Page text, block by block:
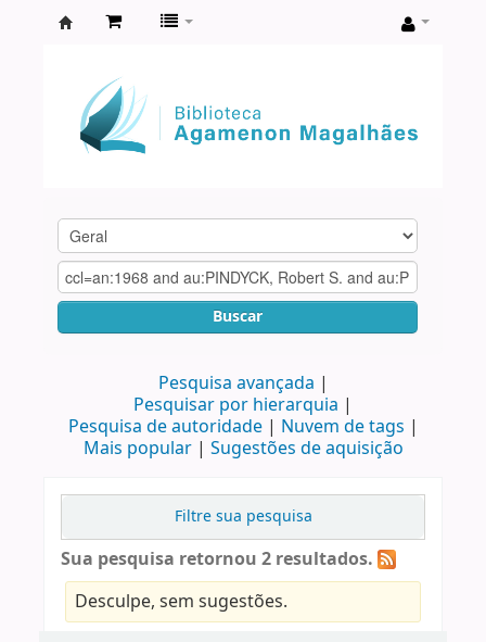
Agamenon
Magalhães
Buscar
Pesquisa avançada
Pesquisar por hierarquia
Pesquisa de autoridade
Nuvem de tags
Mais popular
Sugestões de aquisição
Filtre sua pesquisa
Sua pesquisa retornou 2 resultados.
Desculpe, sem sugestões.